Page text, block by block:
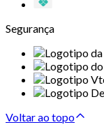
Segurança
Voltar ao topo